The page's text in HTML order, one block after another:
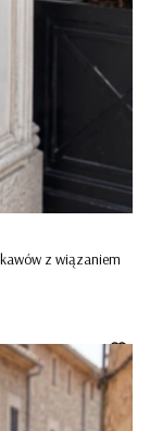
z wiązaniem